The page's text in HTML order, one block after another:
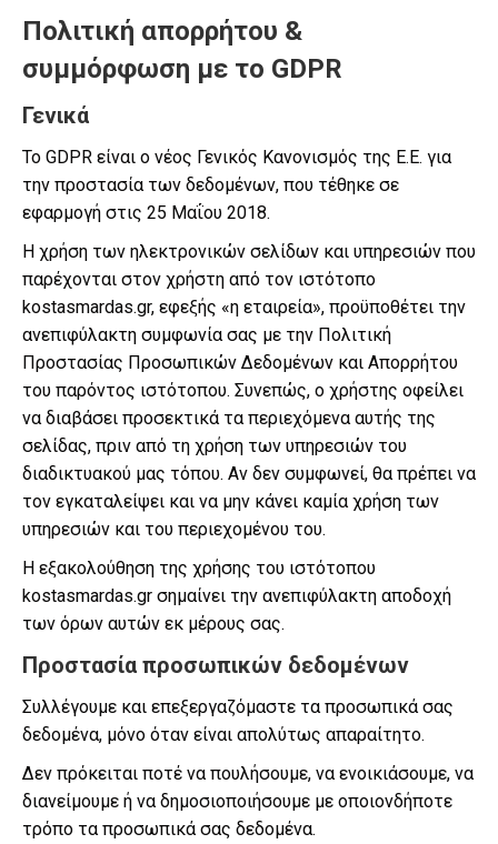
Πολιτική απορρήτου &
συμμόρφωση με το GDPR
Γενικά
Το GDPR είναι ο νέος Γενικός Κανονισμός της Ε.Ε. για
την προστασία των δεδομένων, που τέθηκε σε
εφαρμογή στις 25 Μαΐου 2018.
Η χρήση των ηλεκτρονικών σελίδων και υπηρεσιών που
παρέχονται στον χρήστη από τον ιστότοπο
kostasmardas.gr, εφεξής «η εταιρεία», προϋποθέτει την
ανεπιφύλακτη συμφωνία σας με την Πολιτική
Προστασίας Προσωπικών Δεδομένων και Απορρήτου
του παρόντος ιστότοπου. Συνεπώς, ο χρήστης οφείλει
να διαβάσει προσεκτικά τα περιεχόμενα αυτής της
σελίδας, πριν από τη χρήση των υπηρεσιών του
διαδικτυακού μας τόπου. Αν δεν συμφωνεί, θα πρέπει να
τον εγκαταλείψει και να μην κάνει καμία χρήση των
υπηρεσιών και του περιεχομένου του.
Η εξακολούθηση της χρήσης του ιστότοπου
kostasmardas.gr σημαίνει την ανεπιφύλακτη αποδοχή
των όρων αυτών εκ μέρους σας.
Προστασία προσωπικών δεδομένων
Συλλέγουμε και επεξεργαζόμαστε τα προσωπικά σας
δεδομένα, μόνο όταν είναι απολύτως απαραίτητο.
Δεν πρόκειται ποτέ να πουλήσουμε, να ενοικιάσουμε, να
διανείμουμε ή να δημοσιοποιήσουμε με οποιονδήποτε
τρόπο τα προσωπικά σας δεδομένα.